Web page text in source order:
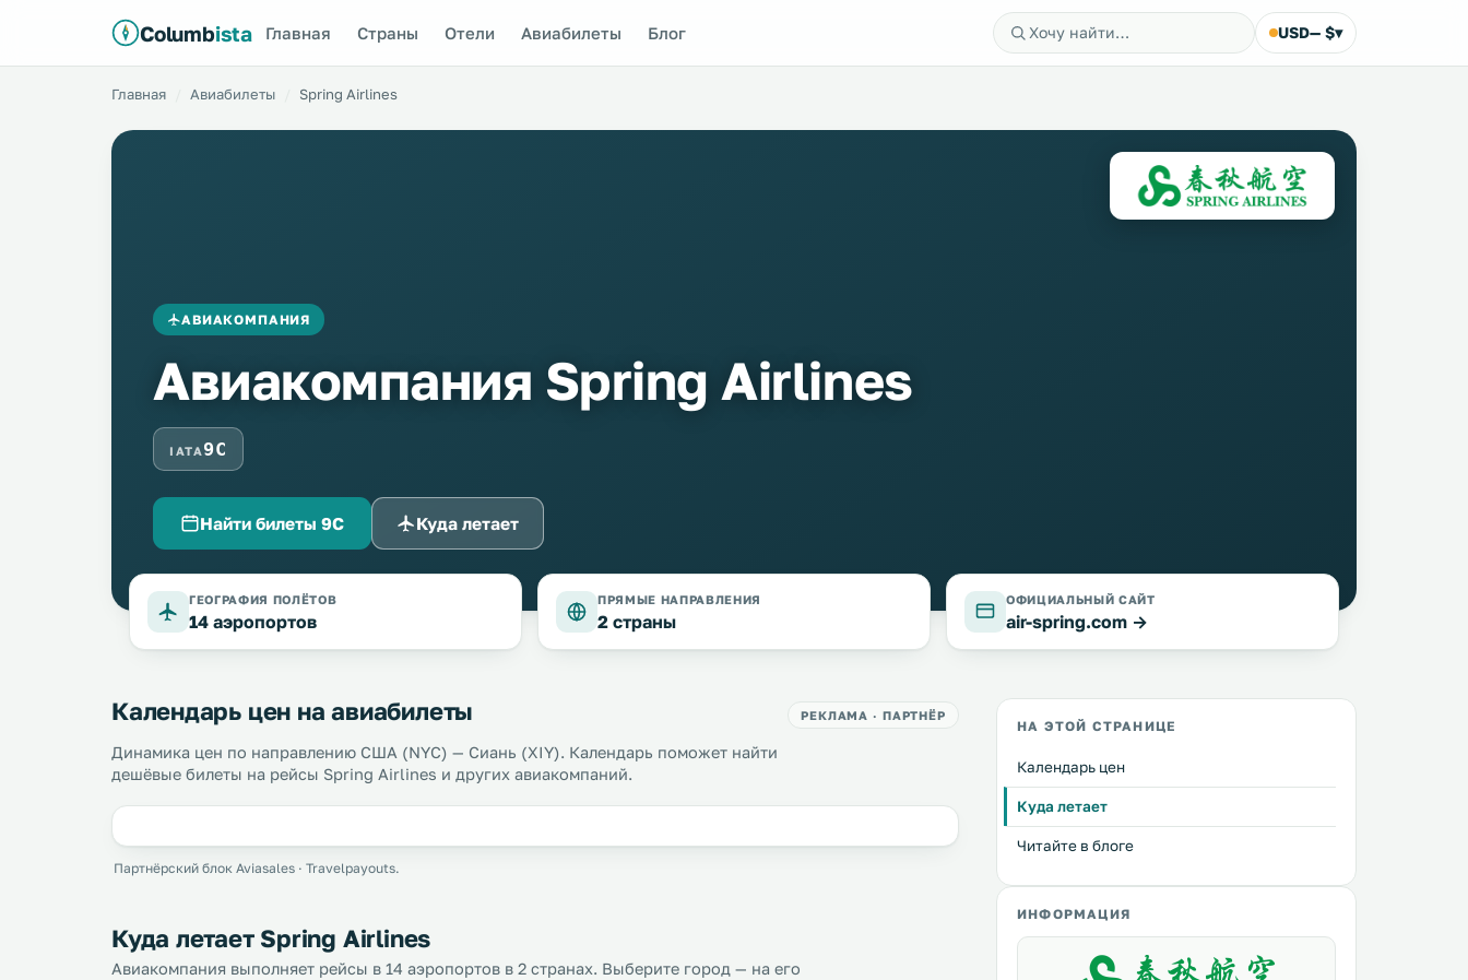
Columbista Главная Страны Отели Авиабилеты Блог USD— $▾
Главная Авиабилеты Spring Airlines
АВИАКОМПАНИЯ
Авиакомпания Spring Airlines
IATA 9C
Найти билеты 9C Куда летает
ГЕОГРАФИЯ ПОЛЁТОВ
14 аэропортов
ПРЯМЫЕ НАПРАВЛЕНИЯ
2 страны
ОФИЦИАЛЬНЫЙ САЙТ
air-spring.com →
Календарь цен на авиабилеты РЕКЛАМА · ПАРТНЁР
Динамика цен по направлению США (NYC) — Сиань (XIY). Календарь поможет найти
дешёвые билеты на рейсы Spring Airlines и других авиакомпаний.
Партнёрский блок Aviasales · Travelpayouts.
Куда летает Spring Airlines
Авиакомпания выполняет рейсы в 14 аэропортов в 2 странах. Выберите город — на его
НА ЭТОЙ СТРАНИЦЕ
Календарь цен
Куда летает
Читайте в блоге
ИНФОРМАЦИЯ